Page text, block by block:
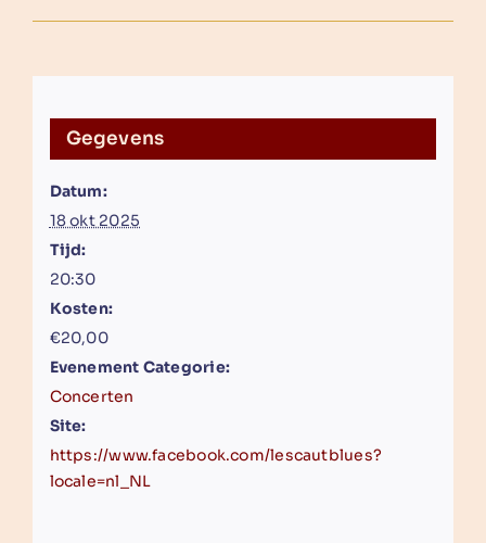
Gegevens
Datum:
18 okt 2025
Tijd:
20:30
Kosten:
€20,00
Evenement Categorie:
Concerten
Site:
https://www.facebook.com/lescautblues?
locale=nl_NL